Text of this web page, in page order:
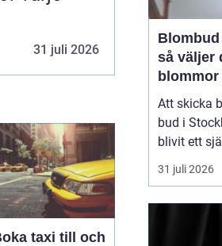
31 juli 2026
taxi till och
så väljer
tillfälle
Att skicka
bud i
blivit ett
att visa
stora
svårt att
31 juli 2026